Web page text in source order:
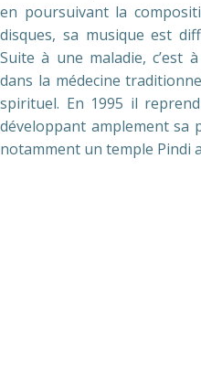
en poursuivant la
disques, sa musique est
Suite à une maladie, c’est
dans la médecine
spirituel. En 1995 il
développant amplement sa
notamment un temple Pindi